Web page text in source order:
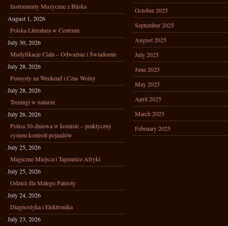
Instrumenty Muzyczne z Bliska
August 1, 2026
Polska Literatura w Centrum
July 30, 2026
Modyfikacje Ciała – Odważnie i Świadomie
July 28, 2026
Pomysły na Weekend i Czas Wolny
July 28, 2026
Treningi w naturze
July 26, 2026
Polisa 30-dniowa w komisie – praktyczny
system kontroli pojazdów
July 25, 2026
Magiczne Miejsca i Tajemnice Afryki
July 25, 2026
Odzież dla Małego Patrioty
July 24, 2026
Diagnostyka i Elektronika
July 23, 2026
October 2025
September 2025
August 2025
July 2025
June 2025
May 2025
April 2025
March 2025
February 2025